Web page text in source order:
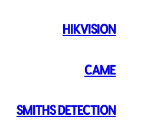
HIKVISION
CAME
SMITHS DETECTION